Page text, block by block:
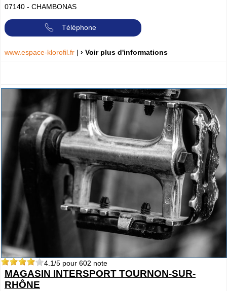
07140 - CHAMBONAS
Téléphone
www.espace-klorofil.fr | › Voir plus d'informations
4.1/5 pour 602 note
MAGASIN INTERSPORT TOURNON-SUR-
RHÔNE